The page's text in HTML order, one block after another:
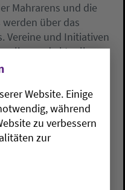
Mahrarens und die
werden über das
Vereine und Initiativen
und aktuelle
für Migration und
Osnabrück
für die Verteilung der
erläutern die
Versorgung von
Schauspieler geben
Erfahrungen
Website. Einige
während
zu verbessern
zur